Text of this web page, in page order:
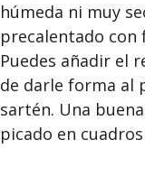
húmeda ni muy
precalentado con
Puedes añadir el
de darle forma al
sartén. Una
picado en